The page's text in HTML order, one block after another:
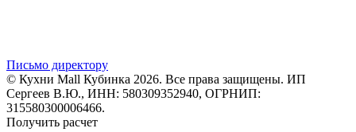
Письмо директору
© Кухни Mall Кубинка 2026. Все права защищены. ИП
Сергеев В.Ю., ИНН: 580309352940, ОГРНИП:
315580300006466.
Получить расчет